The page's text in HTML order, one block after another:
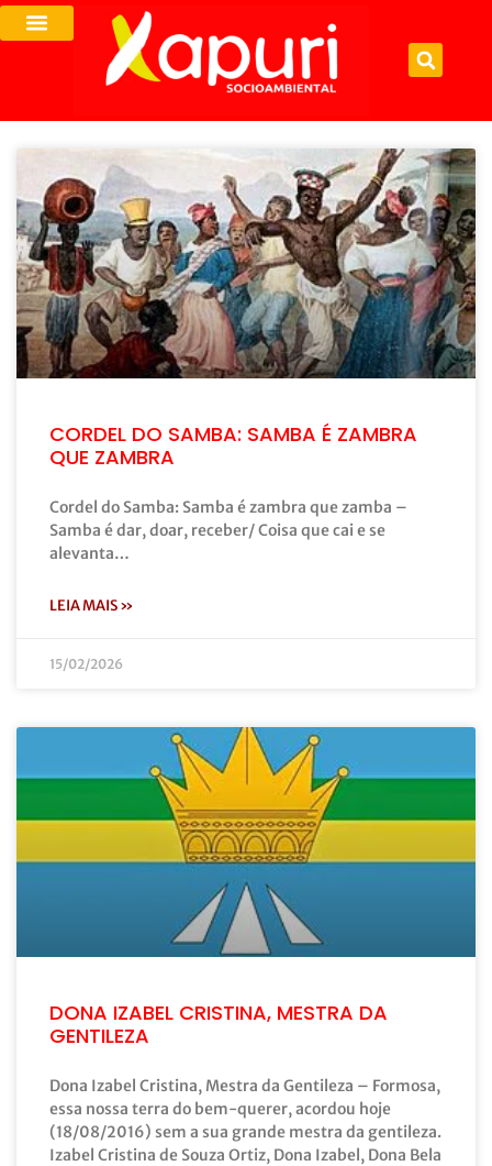
CORDEL DO SAMBA: SAMBA É ZAMBRA
QUE ZAMBRA
Cordel do Samba: Samba é zambra que zamba –
Samba é dar, doar, receber/ Coisa que cai e se
alevanta…
LEIA MAIS »
15/02/2026
DONA IZABEL CRISTINA, MESTRA DA
GENTILEZA
Dona Izabel Cristina, Mestra da Gentileza – Formosa,
essa nossa terra do bem-querer, acordou hoje
(18/08/2016) sem a sua grande mestra da gentileza.
Izabel Cristina de Souza Ortiz, Dona Izabel, Dona Bela